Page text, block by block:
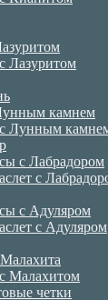
Лазуритом
камнем
с Лунным
с Лабрадором
с
с Адуляром
с Адуляром
Малахитом
четки